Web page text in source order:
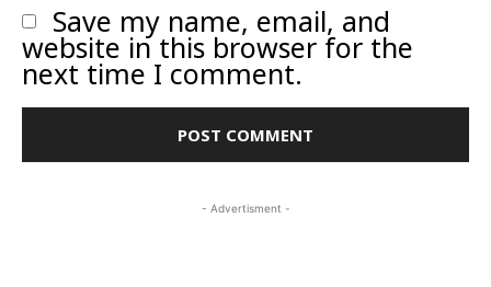
Save my name, email, and
website in this browser for the
next time I comment.
- Advertisment -